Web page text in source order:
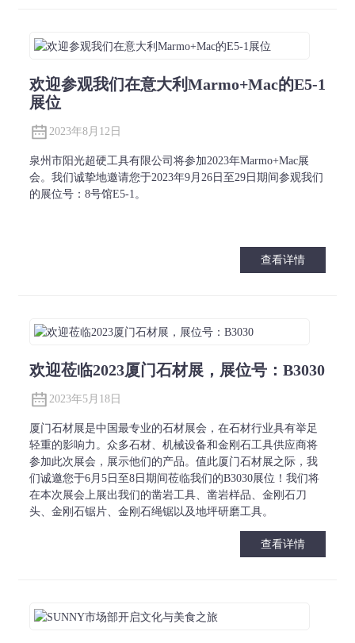
欢迎参观我们在意大利Marmo+Mac的E5-1
展位
2023年8月12日
泉州市阳光超硬工具有限公司将参加2023年Marmo+Mac展
会。我们诚挚地邀请您于2023年9月26日至29日期间参观我们
的展位号：8号馆E5-1。
查看详情
欢迎莅临2023厦门石材展，展位号：B3030
2023年5月18日
厦门石材展是中国最专业的石材展会，在石材行业具有举足
轻重的影响力。众多石材、机械设备和金刚石工具供应商将
参加此次展会，展示他们的产品。值此厦门石材展之际，我
们诚邀您于6月5日至8日期间莅临我们的B3030展位！我们将
在本次展会上展出我们的凿岩工具、凿岩样品、金刚石刀
头、金刚石锯片、金刚石绳锯以及地坪研磨工具。
查看详情